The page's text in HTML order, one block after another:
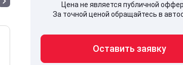
141707, Московская обл,
Долгопрудный г, Береговой проезд,
дом 5
Цена не является публичной
За точной ценой обращайтесь в
Оставить заявку